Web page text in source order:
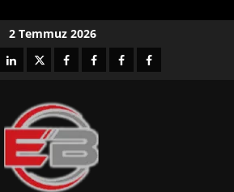
2 Temmuz 2026
LinkedIntwitterfacebook-Facebook-
Facebook-Facebook-